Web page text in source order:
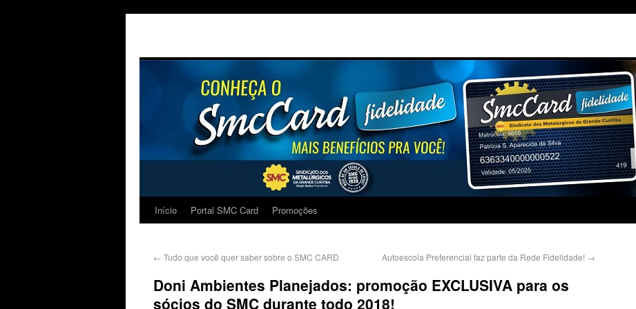
Início Portal SMC Card Promoções
← Tudo que você quer saber sobre o SMC CARD Autoescola Preferencial faz parte da Rede Fidelidade! →
Doni Ambientes Planejados: promoção EXCLUSIVA para os
sócios do SMC durante todo 2018!